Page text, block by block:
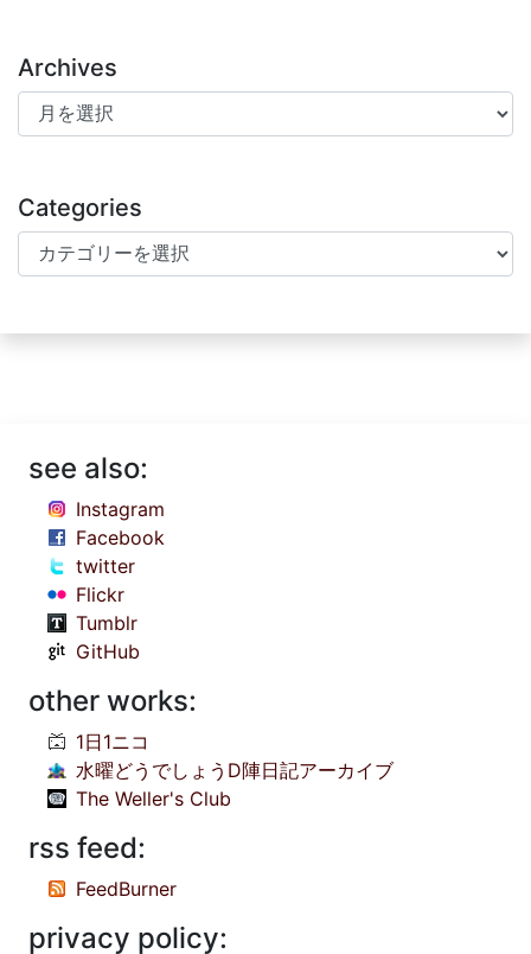
Archives
Archives
Categories
Categories
see also:
Instagram
Facebook
twitter
Flickr
Tumblr
GitHub
other works:
1日1ニコ
水曜どうでしょうD陣日記アーカイブ
The Weller's Club
rss feed:
FeedBurner
privacy policy: